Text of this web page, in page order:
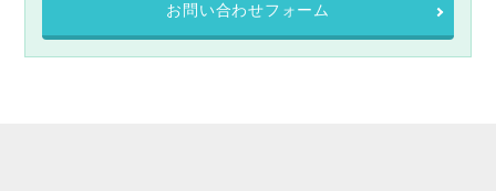
お問い合わせフォーム